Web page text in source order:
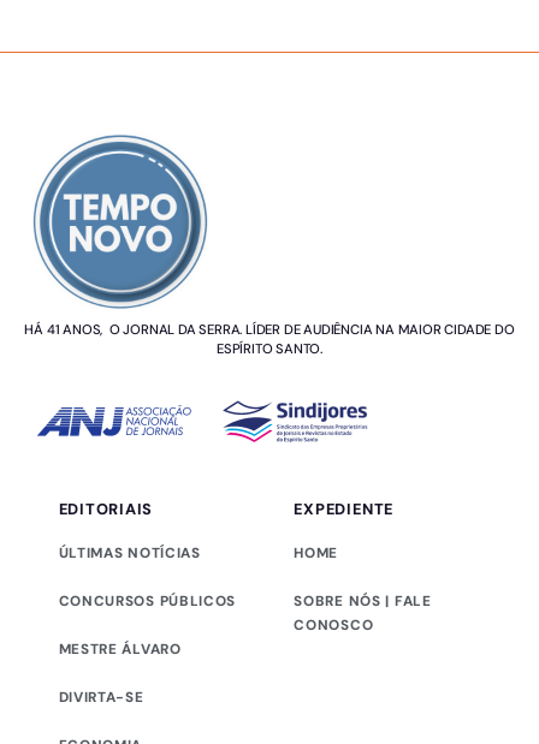
HÁ 41 ANOS, O JORNAL DA SERRA. LÍDER DE AUDIÊNCIA NA MAIOR CIDADE DO
ESPÍRITO SANTO.
EDITORIAIS
ÚLTIMAS NOTÍCIAS
CONCURSOS PÚBLICOS
MESTRE ÁLVARO
DIVIRTA-SE
EXPEDIENTE
HOME
SOBRE NÓS | FALE
CONOSCO